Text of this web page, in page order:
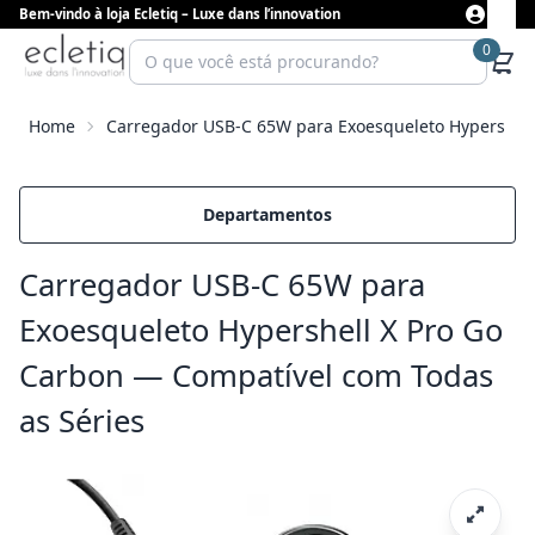
Bem-vindo à loja Ecletiq – Luxe dans l’innovation
0
Home Carregador USB-C 65W para Exoesqueleto
Departamentos
Carregador USB-C 65W para
Exoesqueleto Hypershell X Pro Go
Carbon — Compatível com Todas
as Séries